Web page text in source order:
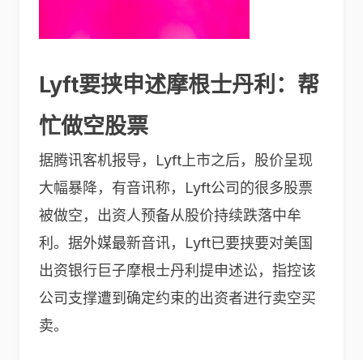
Lyft要挟申述摩根士丹利：帮
忙做空股票
据腾讯客机报导，Lyft上市之后，股价呈现
大幅暴降，有音讯称，Lyft公司的很多股票
被做空，出资人预备从股价持续跌落中牟
利。据外媒最新音讯，Lyft已要挟要对美国
出资银行巨子摩根士丹利提申述讼，指控该
公司支撑遭到确定约束的出资者进行卖空买
卖。